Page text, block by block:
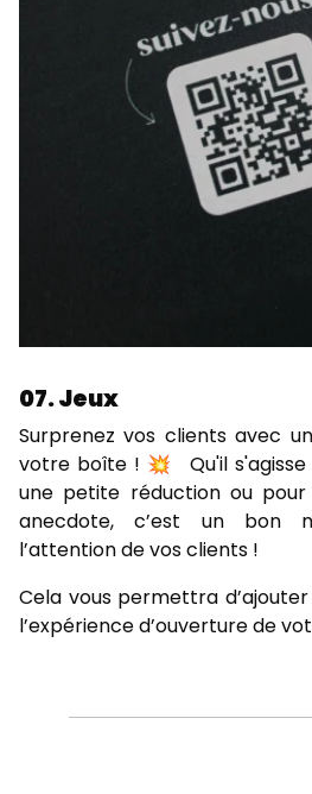
07. Jeux
Surprenez vos clients avec
votre boîte ! 💥 Qu'il s'agisse
une petite réduction ou
anecdote, c’est un bon
l’attention de vos clients !
Cela vous permettra
l’expérience d’ouverture de